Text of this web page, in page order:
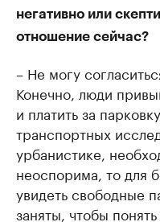
Управляйте страницей
бренды спикеров бизнеса
негативно или
отношение сейчас?
– Не могу
Конечно, люди
и платить за
транспортных
урбанистике,
неоспорима, то для
увидеть свободные
заняты, чтобы